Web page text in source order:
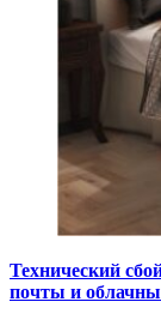
Технический
почты и